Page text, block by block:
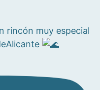
rincón muy especial